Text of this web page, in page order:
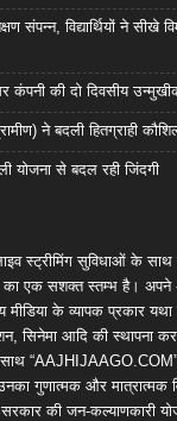
संपन्न, विद्यार्थियों ने सीखे
कंपनी की दो दिवसीय
ने बदली हितग्राही
योजना से बदल रही जिंदगी
स्ट्रीमिंग सुविधाओं के साथ
का एक सशक्त स्तम्भ है। अपने
मीडिया के व्यापक प्रकार
सिनेमा आदि की स्थापना
साथ
गुणात्मक और मात्रात्मक
की जन-कल्याणकारी